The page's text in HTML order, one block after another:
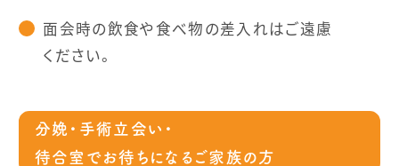
面会時の飲食や食べ物の差入れはご遠慮
ください。
分娩・手術立会い・
待合室でお待ちになるご家族の方